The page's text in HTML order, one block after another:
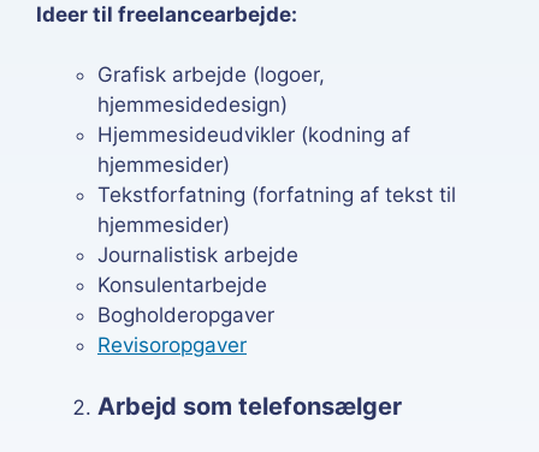
Ideer til freelancearbejde:
Grafisk arbejde (logoer,
hjemmesidedesign)
Hjemmesideudvikler (kodning af
hjemmesider)
Tekstforfatning (forfatning af tekst til
hjemmesider)
Journalistisk arbejde
Konsulentarbejde
Bogholderopgaver
Revisoropgaver
Arbejd som telefonsælger